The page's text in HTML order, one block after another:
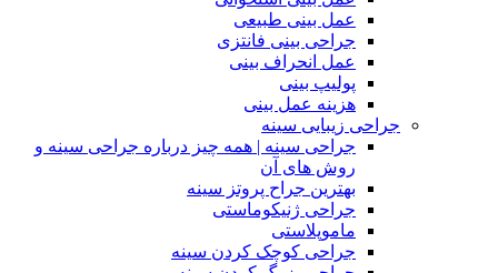
عمل بینی طبیعی
جراحی بینی فانتزی
عمل انحراف بینی
پولیپ بینی
هزینه عمل بینی
جراحی زیبایی سینه
جراحی سینه | همه چیز درباره جراحی سینه و
روش های آن
بهترین جراح پروتز سینه
جراحی ژنیکوماستی
ماموپلاستی
جراحی کوچک کردن سینه